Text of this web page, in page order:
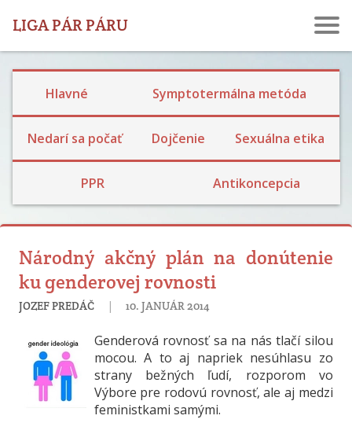
LIGA PÁR PÁRU
Hlavné Symptotermálna metóda
Nedarí sa počať Dojčenie Sexuálna etika
PPR Antikoncepcia
Národný akčný plán na donútenie
ku genderovej rovnosti
JOZEF PREDÁČ |10. JANUÁR 2014
Genderová rovnosť sa na nás tlačí silou
mocou. A to aj napriek nesúhlasu zo
strany bežných ľudí, rozporom vo
Výbore pre rodovú rovnosť, ale aj medzi
feministkami samými.